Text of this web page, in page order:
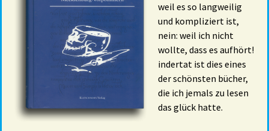
weil es so langweilig
und kompliziert ist,
nein: weil ich nicht
wollte, dass es aufhört!
indertat ist dies eines
der schönsten bücher,
die ich jemals zu lesen
das glück hatte.